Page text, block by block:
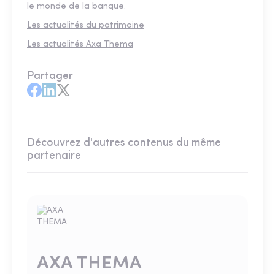
le monde de la banque.
Les actualités du patrimoine
Les actualités Axa Thema
Partager
Découvrez d'autres contenus du même
partenaire
AXA THEMA